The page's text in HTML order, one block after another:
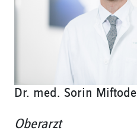
Dr. med. Sorin Miftode
Oberarzt